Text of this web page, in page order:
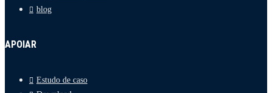
blog
APOIAR
Estudo de caso